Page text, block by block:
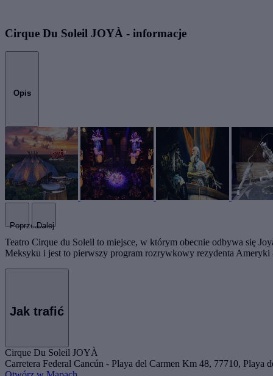
Cirque Du Soleil JOYÀ - informacje
Opis
PoprzedniDalej
Teatro Cirque du Soleil to miejsce, w którym obecnie odbywa się
Meksyku i jest to pierwszy program rozrywkowy rezydenta Ameryki
Jak trafić
Cirque Du Soleil JOYÀ
Carretera Federal Cancún - Playa del Carmen Km 48, 77710, Playa